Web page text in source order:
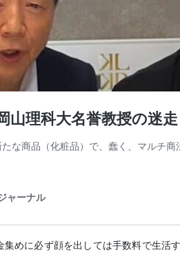
集めに必ず顔を出しては手数料で生活